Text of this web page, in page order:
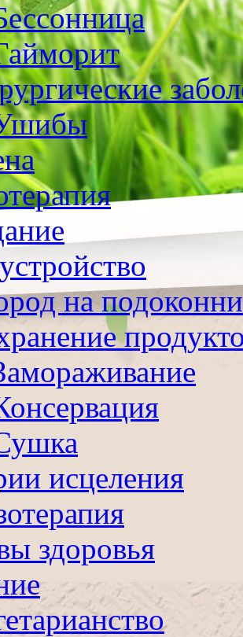
на
исцеления
здоровья